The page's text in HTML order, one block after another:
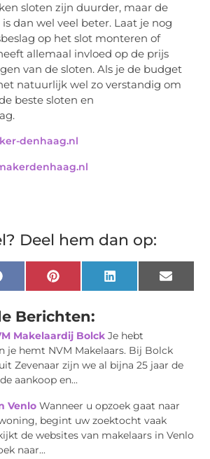
sloten zijn duurder, maar de
dan wel veel beter. Laat je nog
op het slot monteren of
allemaal invloed op de prijs
van de sloten. Als je de budget
natuurlijk wel zo verstandig om
beste sloten en
denhaag.nl
Deel hem dan op:
FacebookPinterestLinkedInEmail
Berichten:
Makelaardij Bolck Je hebt
je hemt NVM Makelaars. Bij Bolck
Zevenaar zijn we al bijna 25 jaar de
aankoop en...
Venlo Wanneer u opzoek gaat naar
begint uw zoektocht vaak
de websites van makelaars in Venlo
naar...